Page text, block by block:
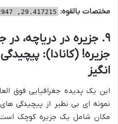
مختصات بالقوه: 29.417215, 31.362947
۹. جزیره در دریاچه، در
جزیره! (کانادا):
انگیز
این یک پدیده جغرافیایی فوق
نمونه ای بی نظیر از پیچیدگی
مکان شامل یک جزیره کوچک